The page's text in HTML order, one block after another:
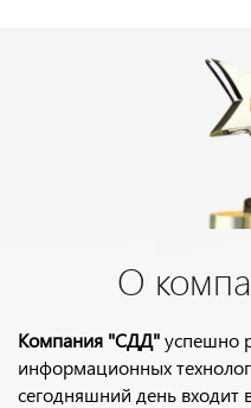
О
Компания "СДД"успешно
информационных
сегодняшний день входит